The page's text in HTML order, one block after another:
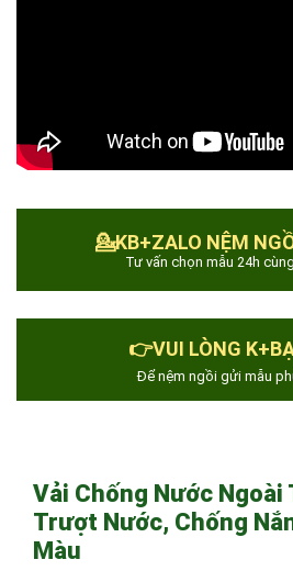
💁KB+ZALO NỆM
Tư vấn chọn mẫu 24h
👉VUI LÒNG
Để nệm ngồi gửi mẫu
Vải Chống Nước Ngoài
Trượt Nước, Chống
Màu